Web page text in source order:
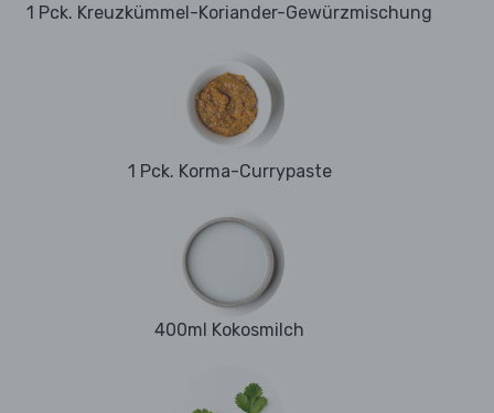
1 Pck. Kreuzkümmel-Koriander-Gewürzmischung
1 Pck. Korma-Currypaste
400ml Kokosmilch